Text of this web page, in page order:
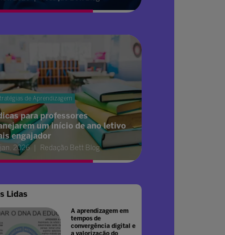
de Aprendizagem
para professores
um início de ano letivo
engajador
2026 Redação Bett Blog
Lidas
A aprendizagem em
tempos de
convergência digital e
a valorização do